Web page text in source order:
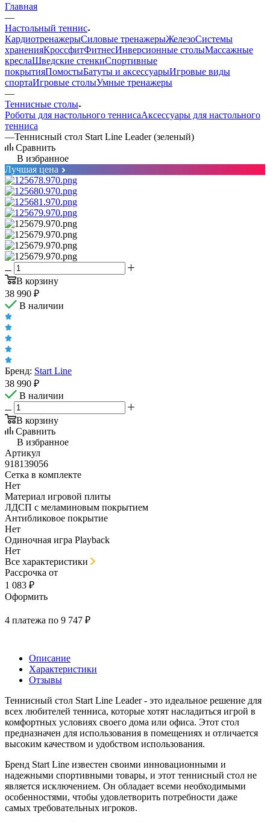
Главная
—
Настольный теннис
КардиотренажерыСиловые тренажерыЖелезоСистемы
храненияКроссфитФитнесИнверсионные столыМассажные
креслаШведские стенкиСпортивные
покрытияПомостыБатуты и аксессуарыИгровые виды
спортаИгровые столыУмные тренажеры
—
Теннисные столы
Роботы для настольного теннисаАксессуары для настольного
тенниса
—Теннисный стол Start Line Leader (зеленый)
Сравнить
В избранное
Лучшая цена
В корзину
38 990 ₽
В наличии
Бренд: Start Line
38 990 ₽
В наличии
В корзину
Сравнить
В избранное
Артикул
918139056
Сетка в комплекте
Нет
Материал игровой плиты
ЛДСП с меламиновым покрытием
Антибликовое покрытие
Нет
Одиночная игра Playback
Нет
Все характеристики
Рассрочка от
1 083 ₽
Оформить
4 платежа по 9 747 ₽
Описание
Характеристики
Отзывы
Теннисный стол Start Line Leader - это идеальное решение для
всех любителей тенниса, которые хотят насладиться игрой в
комфортных условиях своего дома или офиса. Этот стол
предназначен для использования в помещениях и отличается
высоким качеством и удобством использования.
Бренд Start Line известен своими инновационными и
надежными спортивными товары, и этот теннисный стол не
является исключением. Он обладает всеми необходимыми
особенностями, чтобы удовлетворить потребности даже
самых требовательных игроков.